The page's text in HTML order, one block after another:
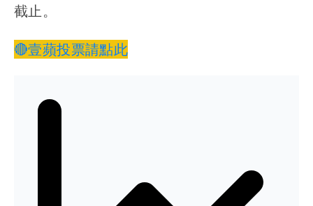
截止。
🔴壹蘋投票請點此